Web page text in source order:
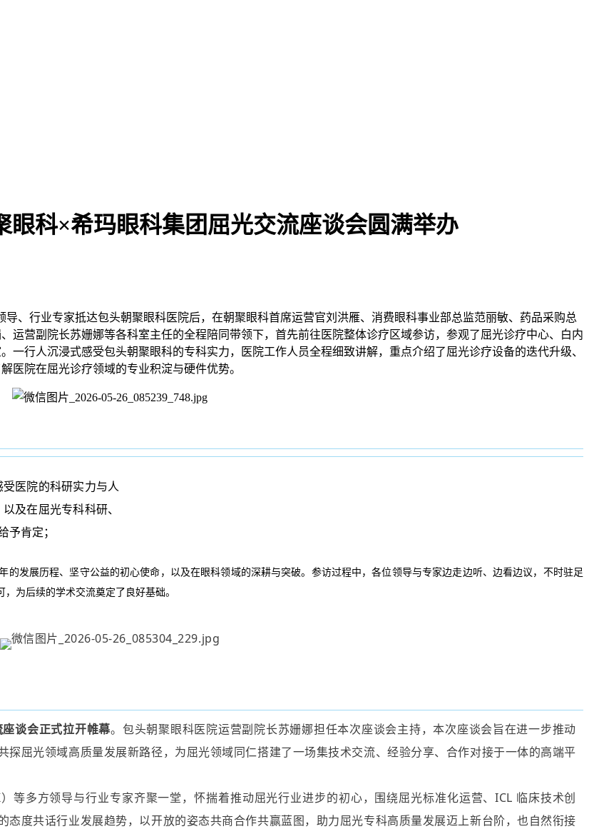
科×希玛眼科集团屈光交流座谈会圆满举办
、行业专家抵达包头朝聚眼科医院后，在朝聚眼科首席运营官刘洪雁、消费眼科事业部总监范丽敏、药品采购总
运营副院长苏姗娜等各科室主任的全程陪同带领下，首先前往医院整体诊疗区域参访，参观了屈光诊疗中心、白内
一行人沉浸式感受包头朝聚眼科的专科实力，医院工作人员全程细致讲解，重点介绍了屈光诊疗设备的迭代升级、
医院在屈光诊疗领域的专业积淀与硬件优势。
医院的科研实力与人
及在屈光专科科研、
予肯定；
发展历程、坚守公益的初心使命，以及在眼科领域的深耕与突破。参访过程中，各位领导与专家边走边听、边看边议，不时驻足
为后续的学术交流奠定了良好基础。
谈会正式拉开帷幕。包头朝聚眼科医院运营副院长苏姗娜担任本次座谈会主持，本次座谈会旨在进一步推动
屈光领域高质量发展新路径，为屈光领域同仁搭建了一场集技术交流、经验分享、合作对接于一体的高端平
等多方领导与行业专家齐聚一堂，怀揣着推动屈光行业进步的初心，围绕屈光标准化运营、ICL 临床技术创
度共话行业发展趋势，以开放的姿态共商合作共赢蓝图，助力屈光专科高质量发展迈上新台阶，也自然衔接